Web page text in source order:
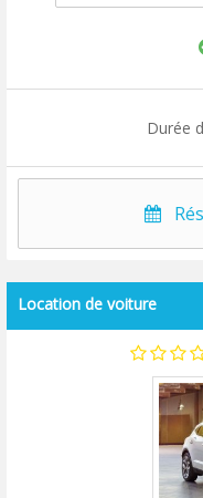
Durée
Location de voiture